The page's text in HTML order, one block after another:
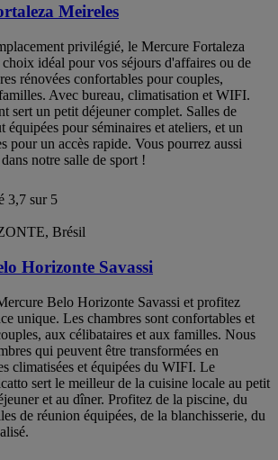
Meireles
privilégié, le Mercure Fortaleza
idéal pour vos séjours d'affaires ou de
rénovées confortables pour couples,
Avec bureau, climatisation et WIFI.
sert un petit déjeuner complet. Salles de
équipées pour séminaires et ateliers, et un
pour un accès rapide. Vous pourrez aussi
notre salle de sport !
3,7 sur 5
Brésil
Horizonte Savassi
Belo Horizonte Savassi et profitez
unique. Les chambres sont confortables et
aux célibataires et aux familles. Nous
qui peuvent être transformées en
climatisées et équipées du WIFI. Le
sert le meilleur de la cuisine locale au petit
et au dîner. Profitez de la piscine, du
de réunion équipées, de la blanchisserie, du